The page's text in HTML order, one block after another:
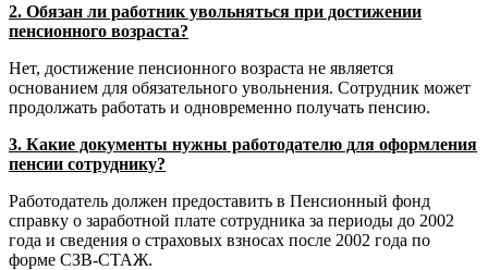
2. Обязан ли работник увольняться при достижении
пенсионного возраста?
Нет, достижение пенсионного возраста не является
основанием для обязательного увольнения. Сотрудник может
продолжать работать и одновременно получать пенсию.
3. Какие документы нужны работодателю для оформления
пенсии сотруднику?
Работодатель должен предоставить в Пенсионный фонд
справку о заработной плате сотрудника за периоды до 2002
года и сведения о страховых взносах после 2002 года по
форме СЗВ-СТАЖ.